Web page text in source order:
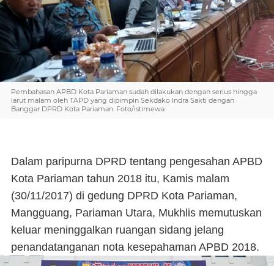
Pembahasan APBD Kota Pariaman sudah dilakukan dengan serius hingga
larut malam oleh TAPD yang dipimpin Sekdako Indra Sakti dengan
Banggar DPRD Kota Pariaman. Foto/istimewa
Dalam paripurna DPRD tentang pengesahan APBD
Kota Pariaman tahun 2018 itu, Kamis malam
(30/11/2017) di gedung DPRD Kota Pariaman,
Mangguang, Pariaman Utara, Mukhlis memutuskan
keluar meninggalkan ruangan sidang jelang
penandatanganan nota kesepahaman APBD 2018.